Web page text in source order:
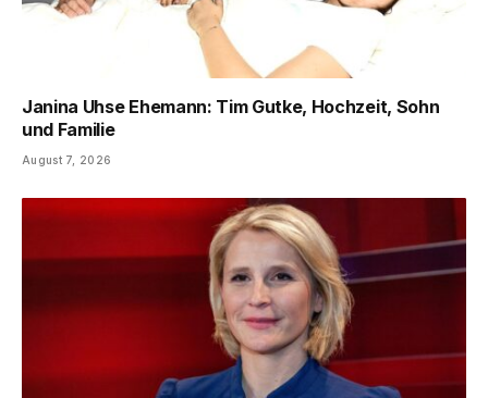
Janina Uhse Ehemann: Tim Gutke, Hochzeit, Sohn
und Familie
August 7, 2026